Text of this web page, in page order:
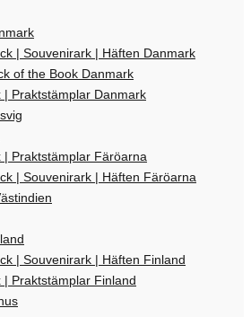
| Souvenirark | Häften Danmark
of the Book Danmark
| Praktstämplar Danmark
| Praktstämplar Färöarna
| Souvenirark | Häften Färöarna
| Souvenirark | Häften Finland
| Praktstämplar Finland